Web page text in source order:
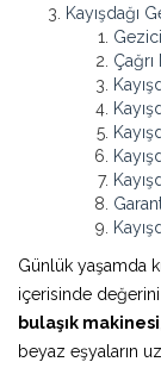
Kayışdağı
Günlük yaşamda
içerisinde
bulaşık makinesi
beyaz eşyaların